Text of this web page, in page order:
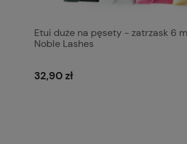
Etui duże na pęsety - zatrzask 6
Noble Lashes
32,90 zł